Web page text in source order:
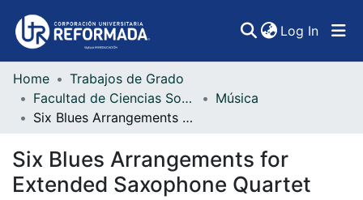
Log In
Communities & Collections
All of DSpace
Statistics
Home
Trabajos de Grado
Facultad de Ciencias Sociales, Artes y Humanidades
Música
Six Blues Arrangements for Extended Saxophone Quartet Techniques
Six Blues Arrangements for
Extended Saxophone Quartet